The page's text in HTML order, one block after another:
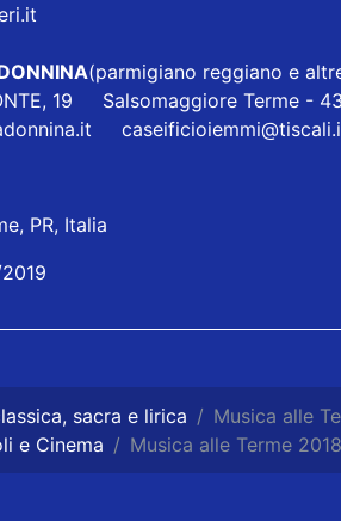
(parmigiano reggiano e
19 Salsomaggiore Terme -
PR, Italia
sacra e lirica
Musica alle
e Cinema Musica alle Terme